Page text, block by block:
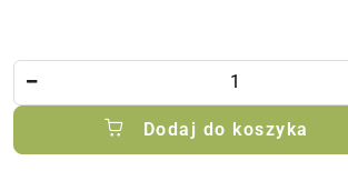
Dodaj do koszyka